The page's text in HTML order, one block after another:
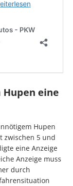
eine
Hupen
zwischen 5 und
eine Anzeige
Anzeige muss
durch